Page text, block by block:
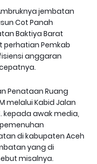
jembatan
Cot Panah
Baktiya Barat
perhatian Pemkab
anggaran
Penataan Ruang
melalui Kabid Jalan
kepada awak media,
di kabupaten Aceh
yang di
misalnya.